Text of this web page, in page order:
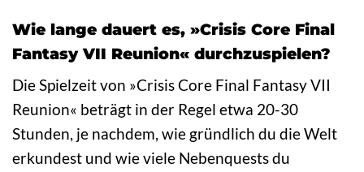
Wie lange dauert es, »Crisis Core Final
Fantasy VII Reunion« durchzuspielen?
Die Spielzeit von »Crisis Core Final Fantasy VII
Reunion« beträgt in der Regel etwa 20-30
Stunden, je nachdem, wie gründlich du die Welt
erkundest und wie viele Nebenquests du